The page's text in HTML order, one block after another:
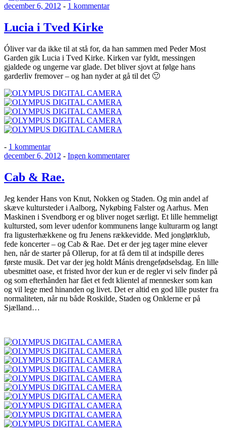
Julens
Udgivet
december 6, 2012 - 1 kommentartil
Lucia i Tved Kirke
Óliver var da ikke til at stå for, da han sammen med Peder Most
Garden gik Lucia i Tved Kirke. Kirken var fyldt, messingen
gjaldede og ungerne var glade. Det bliver sjovt at følge hans
garderliv fremover – og han nyder at gå til det 🙂
- 1 kommentartil
Lucia
Kirke
Udgivet
december 6, 2012 - Ingen kommentarertil
Cab & Rae.
Jeg kender Hans von Knut, Nokken og Staden. Og min andel af
skæve kultursteder i Aalborg, Nykøbing Falster og Aarhus. Men
Maskinen i Svendborg er og bliver noget særligt. Et lille hemmeligt
kultursted, som lever udenfor kommunens lange kulturarm og langt
fra ligusterhækkene og fru Jenens rækkevidde. Med jonglørklub,
fede koncerter – og Cab & Rae. Det er der jeg tager mine elever
hen, når de starter på Ollerup, for at få dem til at indspille deres
første musik. Det var der jeg holdt Mánis drengefødselsdag. En lille
ubesmittet oase, et fristed hvor der kun er de regler vi selv finder på
og som efterhånden har fået et fedt klientel af mennesker som kan
og vil lege med hinanden og livet. Det er altid en god lille puster fra
normaliteten, når nu både Roskilde, Staden og Onklerne er på
Sjælland…